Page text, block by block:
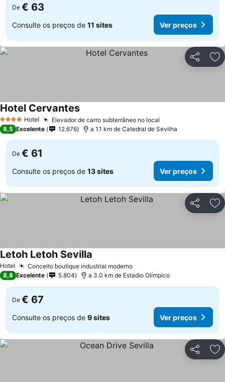
De € 63
Consulte os preços de 11 sites Ver preços
Partilhar
4 EstrelasHotel Elevador de carro subterrâneo no local
Hotel CervantesVer preços
8,5 Excelente 12.676 a 1.1 km de Catedral de Sevilha
De € 61
Consulte os preços de 13 sites Ver preços
Partilhar
Hotel Conceito boutique industrial modernoVer preços
Letoh Letoh Sevilla
8,8 Excelente 5.804 a 3.0 km de Estadio Olímpico
De € 67
Consulte os preços de 9 sites Ver preços
Partilhar